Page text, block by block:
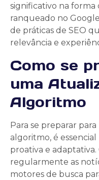
significativo na
ranqueado no
de práticas de SEO
relevância e
Como se
uma
Algoritmo
Para se preparar
algoritmo, é
proativa e
regularmente as
motores de busca